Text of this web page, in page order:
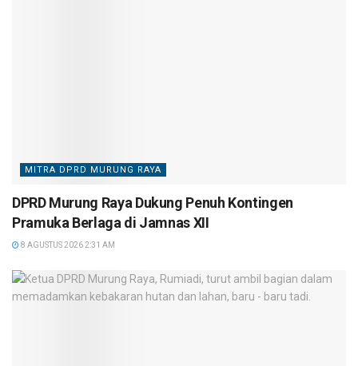
MITRA DPRD MURUNG RAYA
DPRD Murung Raya Dukung Penuh Kontingen
Pramuka Berlaga di Jamnas XII
8 AGUSTUS 2026 2:31 AM